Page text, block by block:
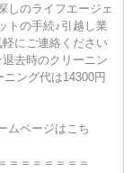
しのライフエージェ
トの手続♪引越し業
にご連絡ください
去時のクリーニン
ング代は14300円
ムページはこち
＝＝＝＝＝＝＝